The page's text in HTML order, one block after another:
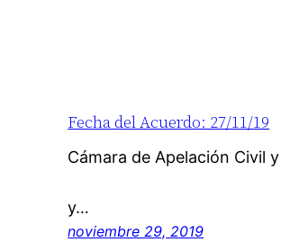
Fecha del Acuerdo: 27/11/19
Cámara de
Juzgado
y…
noviembre 29, 2019